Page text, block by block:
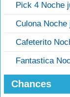
Pick 4 Noche
Culona
Cafeterito
Fantastica
Chances